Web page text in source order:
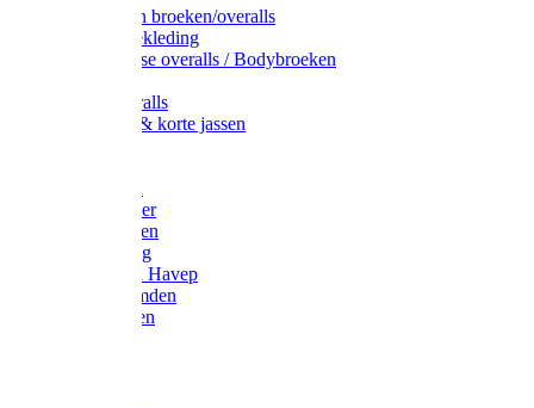
Toebehoren broeken/overalls
Signalisatiekleding
Amerikaanse overalls / Bodybroeken
Kinderoveralls
Stofjassen & korte jassen
Bodywarmer
Werkbroeken
Zaagkleding
Werkjassen Havep
Thermohemden
Overhemden